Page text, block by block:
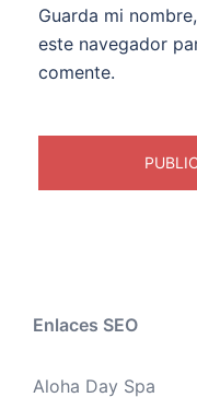
Guarda mi
este navegador
comente.
Enlaces SEO
Aloha Day Spa